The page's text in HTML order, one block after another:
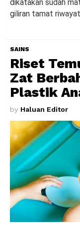
dikatakan sudah
giliran tamat
SAINS
Riset
Zat
Plastik
by Haluan Editor